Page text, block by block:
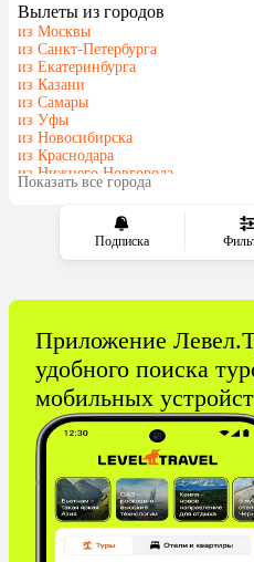
Подписка
Вылеты из городов
из Москвы
из Санкт-Петербурга
из Екатеринбурга
из Казани
из Самары
из Уфы
из Новосибирска
из Краснодара
из Нижнего Новгорода
из Челябинска
Показать все города
Приложение
удобного поиска
мобильных